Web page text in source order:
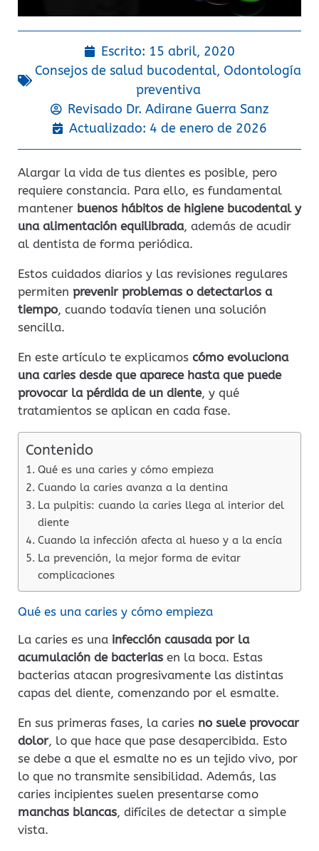
Escrito: 15 abril, 2020
Consejos de salud bucodental, Odontología
preventiva
Revisado Dr. Adirane Guerra Sanz
Actualizado: 4 de enero de 2026
Alargar la vida de tus dientes es posible, pero
requiere constancia. Para ello, es fundamental
mantener buenos hábitos de higiene bucodental y
una alimentación equilibrada, además de acudir
al dentista de forma periódica.
Estos cuidados diarios y las revisiones regulares
permiten prevenir problemas o detectarlos a
tiempo, cuando todavía tienen una solución
sencilla.
En este artículo te explicamos cómo evoluciona
una caries desde que aparece hasta que puede
provocar la pérdida de un diente, y qué
tratamientos se aplican en cada fase.
Contenido
Qué es una caries y cómo empieza
Cuando la caries avanza a la dentina
La pulpitis: cuando la caries llega al interior del
diente
Cuando la infección afecta al hueso y a la encía
La prevención, la mejor forma de evitar
complicaciones
Qué es una caries y cómo empieza
La caries es una infección causada por la
acumulación de bacterias en la boca. Estas
bacterias atacan progresivamente las distintas
capas del diente, comenzando por el esmalte.
En sus primeras fases, la caries no suele provocar
dolor, lo que hace que pase desapercibida. Esto
se debe a que el esmalte no es un tejido vivo, por
lo que no transmite sensibilidad. Además, las
caries incipientes suelen presentarse como
manchas blancas, difíciles de detectar a simple
vista.